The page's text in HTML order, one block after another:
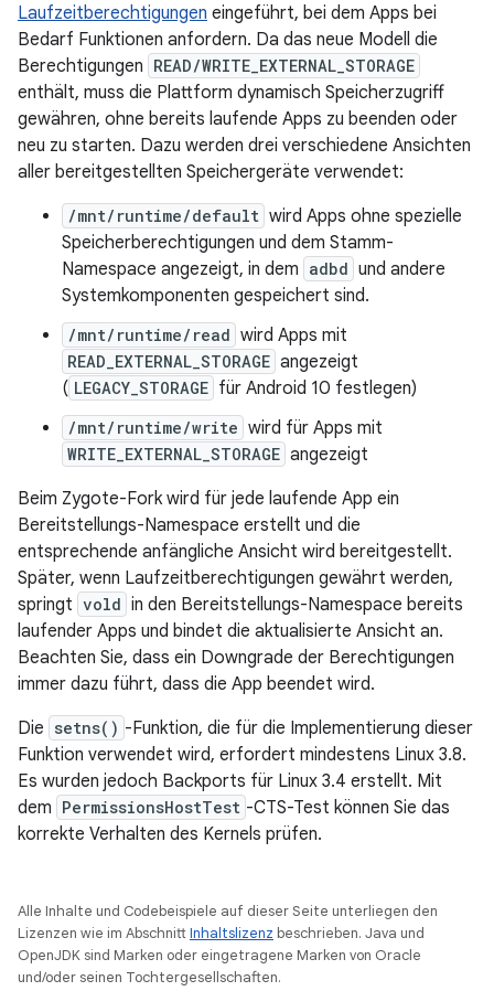
Laufzeitberechtigungen eingeführt, bei dem Apps bei
Bedarf Funktionen anfordern. Da das neue Modell die
Berechtigungen READ/WRITE_EXTERNAL_STORAGE
enthält, muss die Plattform dynamisch Speicherzugriff
gewähren, ohne bereits laufende Apps zu beenden oder
neu zu starten. Dazu werden drei verschiedene Ansichten
aller bereitgestellten Speichergeräte verwendet:
/mnt/runtime/default wird Apps ohne spezielle
Speicherberechtigungen und dem Stamm-
Namespace angezeigt, in dem adbd und andere
Systemkomponenten gespeichert sind.
/mnt/runtime/read wird Apps mit
READ_EXTERNAL_STORAGE angezeigt
( LEGACY_STORAGE für Android 10 festlegen)
/mnt/runtime/write wird für Apps mit
WRITE_EXTERNAL_STORAGE angezeigt
Beim Zygote-Fork wird für jede laufende App ein
Bereitstellungs-Namespace erstellt und die
entsprechende anfängliche Ansicht wird bereitgestellt.
Später, wenn Laufzeitberechtigungen gewährt werden,
springt vold in den Bereitstellungs-Namespace bereits
laufender Apps und bindet die aktualisierte Ansicht an.
Beachten Sie, dass ein Downgrade der Berechtigungen
immer dazu führt, dass die App beendet wird.
Die setns() -Funktion, die für die Implementierung dieser
Funktion verwendet wird, erfordert mindestens Linux 3.8.
Es wurden jedoch Backports für Linux 3.4 erstellt. Mit
dem PermissionsHostTest -CTS-Test können Sie das
korrekte Verhalten des Kernels prüfen.
Alle Inhalte und Codebeispiele auf dieser Seite unterliegen den
Lizenzen wie im AbschnittInhaltslizenz beschrieben. Java und
OpenJDK sind Marken oder eingetragene Marken von Oracle
und/oder seinen Tochtergesellschaften.